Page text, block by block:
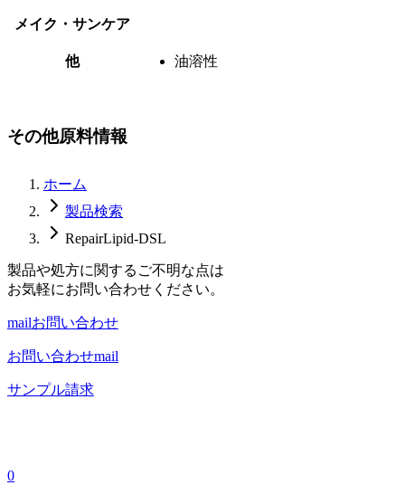
メイク・サンケア
他 油溶性
その他原料情報
ホーム
製品検索
RepairLipid-DSL
製品や処方に関するご不明な点は
お気軽にお問い合わせください。
mailお問い合わせ
お問い合わせmail
サンプル請求
0